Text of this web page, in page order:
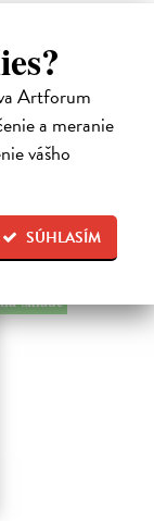
Artforum
a meranie
vášho
SÚHLASÍM
Dominik
slovenských
na sklade